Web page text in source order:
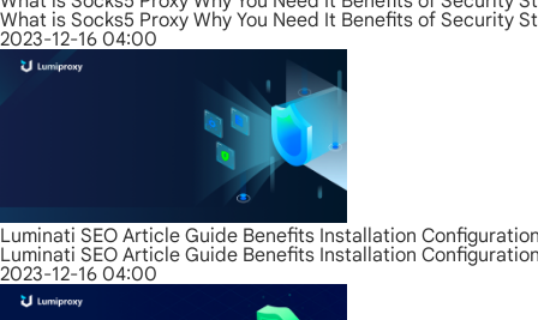
What is Socks5 Proxy Why You Need It Benefits of Security
2023-12-16 04:00
Luminati SEO Article Guide Benefits Installation
Luminati SEO Article Guide Benefits Installation
2023-12-16 04:00